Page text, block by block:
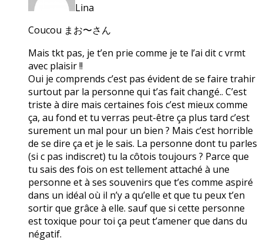
Lina
Coucou まお〜さん
Mais tkt pas, je t’en prie comme je te l’ai dit c vrmt
avec plaisir !!
Oui je comprends c’est pas évident de se faire trahir
surtout par la personne qui t’as fait changé.. C’est
triste à dire mais certaines fois c’est mieux comme
ça, au fond et tu verras peut-être ça plus tard c’est
surement un mal pour un bien ? Mais c’est horrible
de se dire ça et je le sais. La personne dont tu parles
(si c pas indiscret) tu la côtois toujours ? Parce que
tu sais des fois on est tellement attaché à une
personne et à ses souvenirs que t’es comme aspiré
dans un idéal où il n’y a qu’elle et que tu peux t’en
sortir que grâce à elle. sauf que si cette personne
est toxique pour toi ça peut t’amener que dans du
négatif.